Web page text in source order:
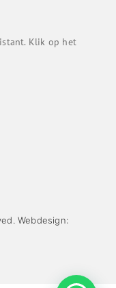
Klik op het
Webdesign: